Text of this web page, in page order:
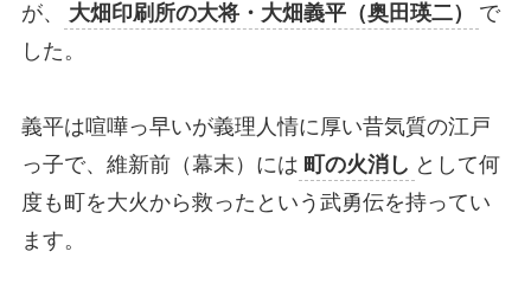
が、
大畑印刷所の大将・大畑義平（奥田瑛二）
で
した。
義平は喧嘩っ早いが義理人情に厚い昔気質の江戸
っ子で、維新前（幕末）には 町の火消し として何
度も町を大火から救ったという武勇伝を持ってい
ます。